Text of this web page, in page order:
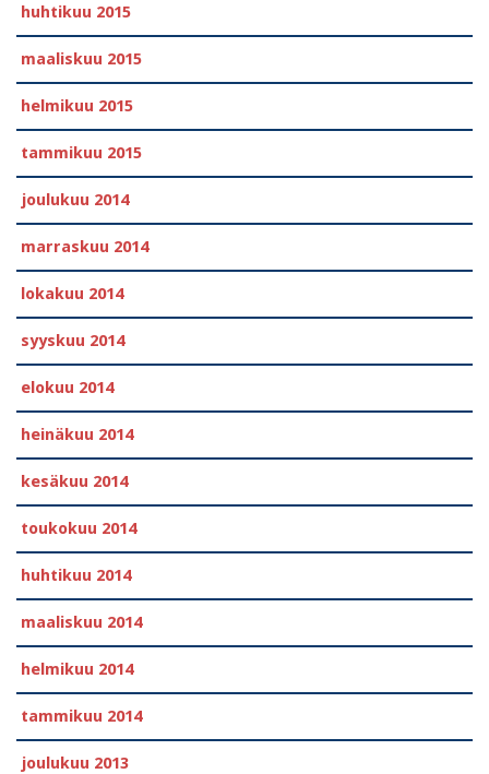
huhtikuu 2015
maaliskuu 2015
helmikuu 2015
tammikuu 2015
joulukuu 2014
marraskuu 2014
lokakuu 2014
syyskuu 2014
elokuu 2014
heinäkuu 2014
kesäkuu 2014
toukokuu 2014
huhtikuu 2014
maaliskuu 2014
helmikuu 2014
tammikuu 2014
joulukuu 2013